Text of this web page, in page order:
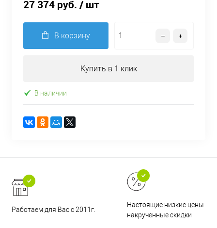
27 374 руб. / шт
В корзину
Купить в 1 клик
В наличии
Работаем для Вас с 2011г.
Настоящие низкие цены и
накрученные скидки